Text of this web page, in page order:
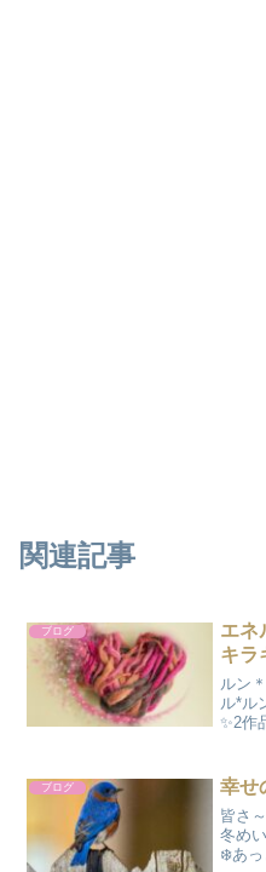
関連記事
ブログ
エネ
キラ
ルン
ル*ル
✨2作
すが
目の
ブログ 幸せ
皆さ
冬め
❄️あっ